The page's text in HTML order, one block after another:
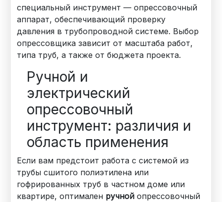
специальный инструмент — опрессовочный
аппарат, обеспечивающий проверку
давления в трубопроводной системе. Выбор
опрессовщика зависит от масштаба работ,
типа труб, а также от бюджета проекта.
Ручной и
электрический
опрессовочный
инструмент: различия и
область применения
Если вам предстоит работа с системой из
трубы сшитого полиэтилена или
гофрированных труб в частном доме или
квартире, оптимален ручной опрессовочный